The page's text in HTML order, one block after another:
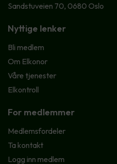
Sandstuveien 70, 0680 Oslo
Nyttige lenker
Bli medlem
Om Elkonor
Våre tjenester
Elkontroll
For medlemmer
Medlemsfordeler
Ta kontakt
Logg inn medlem